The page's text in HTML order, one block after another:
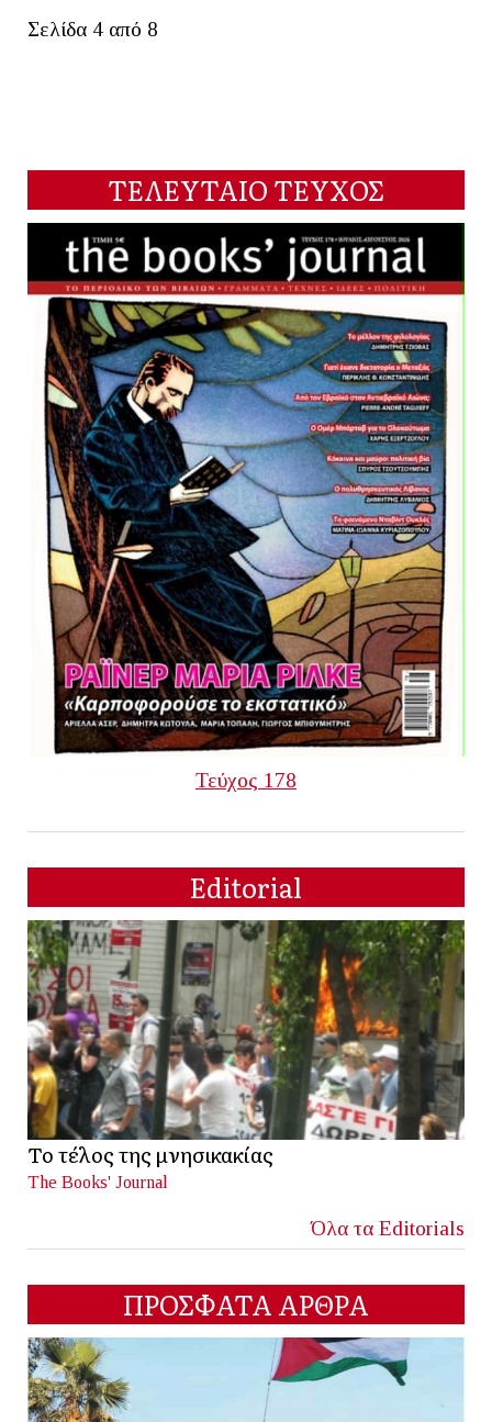
Σελίδα 4 από 8
ΤΕΛΕΥΤΑΙΟ ΤΕΥΧΟΣ
Τεύχος 178
Editorial
Το τέλος της μνησικακίας
The Books' Journal
Όλα τα Editorials
ΠΡΟΣΦΑΤΑ ΑΡΘΡΑ